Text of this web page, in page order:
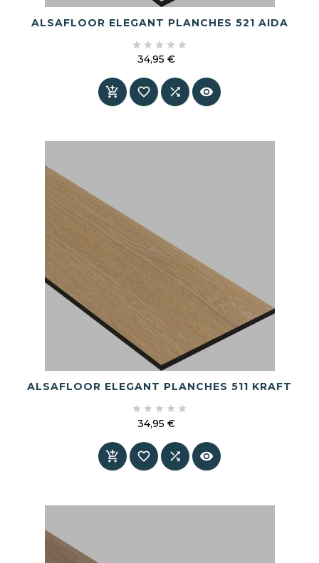
ALSAFLOOR ELEGANT PLANCHES 521 AIDA
    
34,95 €
   
ALSAFLOOR ELEGANT PLANCHES 511 KRAFT
    
34,95 €
   